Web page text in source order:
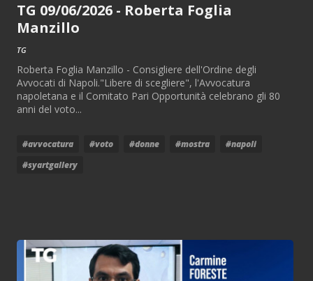
TG 09/06/2026 - Roberta Foglia
Manzillo
TG
Roberta Foglia Manzillo - Consigliere dell'Ordine degli
Avvocati di Napoli."Libere di scegliere", l'Avvocatura
napoletana e il Comitato Pari Opportunità celebrano gli 80
anni del voto...
#avvocatura #voto #donne #mostra
#napoli
#syartgallery